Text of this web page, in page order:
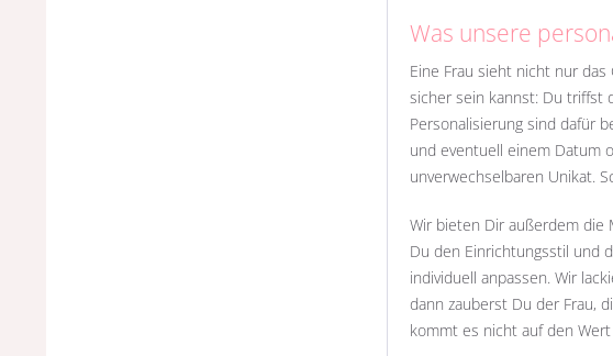
Was unsere
Eine Frau sieht nicht nur
sicher sein kannst: Du triffst
Personalisierung sind dafür
und eventuell einem Datum
unverwechselbaren Unikat.
Wir bieten Dir außerdem die
Du den Einrichtungsstil und
individuell anpassen. Wir
dann zauberst Du der Frau,
kommt es nicht auf den